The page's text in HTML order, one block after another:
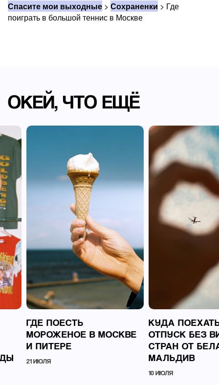
Спасите мои выходные > Сохраненки > Где
поиграть в большой теннис в Москве
ОКЕЙ, ЧТО ЕЩЁ
ГДЕ ПОЕСТЬ
МОРОЖЕНОЕ В МОСКВЕ
И ПИТЕРЕ
21 ИЮЛЯ
КУДА
ОТПУСК БЕЗ
СТРАН ОТ
МАЛЬДИВ
10 ИЮЛЯ